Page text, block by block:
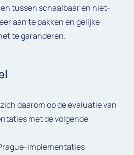
tussen schaalbaar en niet-
aan te pakken en gelijke
te garanderen.
daarom op de evaluatie van
met de volgende
implementaties